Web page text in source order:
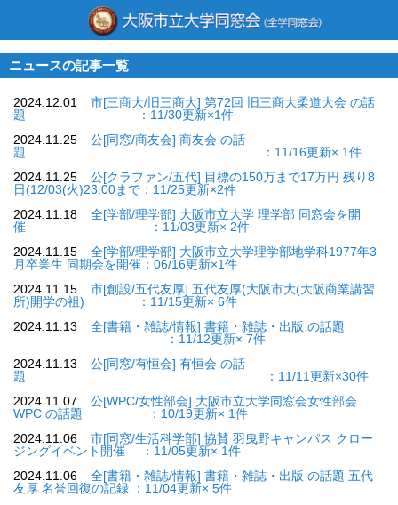
ニュースの記事一覧
2024.12.01
市[三商大/旧三商大] 第72回 旧三商大柔道大会 の話
題 ：11/30更新×1件
2024.11.25
公[同窓/商友会] 商友会 の話
題 ：11/16更新× 1件
2024.11.25
公[クラファン/五代] 目標の150万まで17万円 残り8
日(12/03(火)23:00まで：11/25更新×2件
2024.11.18
全[学部/理学部] 大阪市立大学 理学部 同窓会を開
催 ：11/03更新× 2件
2024.11.15
全[学部/理学部] 大阪市立大学理学部地学科1977年3
月卒業生 同期会を開催：06/16更新×1件
2024.11.15
市[創設/五代友厚] 五代友厚(大阪市大(大阪商業講習
所)開学の祖) ：11/15更新× 6件
2024.11.13
全[書籍・雑誌/情報] 書籍・雑誌・出版 の話題
：11/12更新× 7件
2024.11.13
公[同窓/有恒会] 有恒会 の話
題 ：11/11更新×30件
2024.11.07
公[WPC/女性部会] 大阪市立大学同窓会女性部会
WPC の話題 ：10/19更新× 1件
2024.11.06
市[同窓/生活科学部] 協賛 羽曳野キャンパス クロー
ジングイベント開催 ：11/05更新× 1件
2024.11.06
全[書籍・雑誌/情報] 書籍・雑誌・出版 の話題 五代
友厚 名誉回復の記録 ：11/04更新× 5件